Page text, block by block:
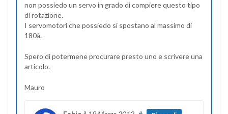
non possiedo un servo in grado di compiere questo tipo
di rotazione.
I servomotori che possiedo si spostano al massimo di
180à.
Spero di potermene procurare presto uno e scrivere una
articolo.
Mauro